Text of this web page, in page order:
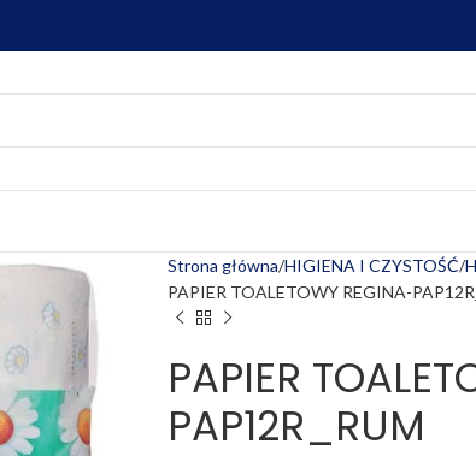
Strona główna HIGIENA I CZYSTOŚĆ
PAPIER TOALETOWY REGINA-
PAPIER
PAP12R_RUM